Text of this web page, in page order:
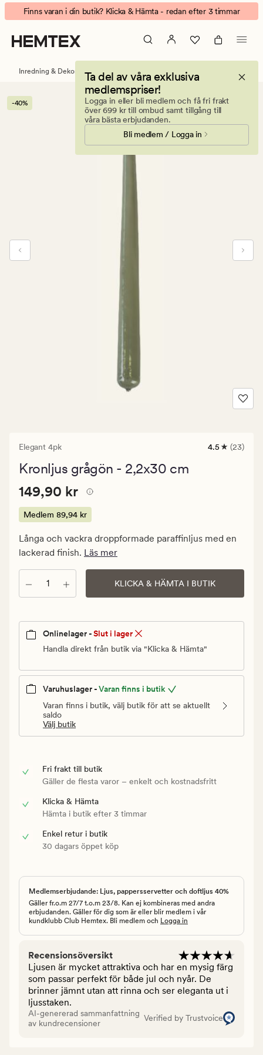
Elegant
4pk
kronljus
grågön
Animerad
banner.
Klicka
på
att
pausa.
Finns varan i din butik? Klicka & Hämta - redan efter 3 timmar
Ta del av våra exklusiva
medlemspriser!
Logga in eller bli medlem och få fri frakt
över 699 kr till ombud samt tillgång till
våra bästa erbjudanden.
Bli medlem / Logga in
Inredning & Dekorationer Ljus & doftljus Kronljus
-40%
Elegant 4pk
23
4.5 (23)
Kronljus grågön - 2,2x30 cm
Pris
149,90
kr.
89,94
kr
Pris 149,90 kr
149,90 kr
Medlem 89,94 kr
Långa och vackra droppformade paraffinljus med en
lackerad finish. Läs mer
Antal KLICKA & HÄMTA I BUTIK
Onlinelager -Slut i lager
Handla direkt från butik via "Klicka & Hämta"
Varuhuslager -Varan finns i butik
Varan finns i butik, välj butik för att se aktuellt
saldo
Välj butik
Fri frakt till butik
Gäller de flesta varor – enkelt och kostnadsfritt
Klicka & Hämta
Hämta i butik efter 3 timmar
Enkel retur i butik
30 dagars öppet köp
Medlemserbjudande: Ljus, pappersservetter och doftljus 40%
Gäller fr.o.m 27/7 t.o.m 23/8. Kan ej kombineras med andra
erbjudanden. Gäller för dig som är eller blir medlem i vår
kundklubb Club Hemtex. Bli medlem och Logga in
Recensionsöversikt
Ljusen är mycket attraktiva och har en mysig färg
som passar perfekt för både jul och nyår. De
brinner jämnt utan att rinna och ser eleganta ut i
ljusstaken.
AI-genererad sammanfattning
av kundrecensioner
Verified by Trustvoice